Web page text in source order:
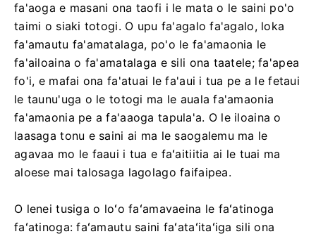
fa'aoga e masani ona taofi i le mata o le saini po'o
taimi o siaki totogi. O upu fa'agalo fa'agalo, loka
fa'amautu fa'amatalaga, po'o le fa'amaonia le
fa'ailoaina o fa'amatalaga e sili ona taatele; fa'apea
fo'i, e mafai ona fa'atuai le fa'aui i tua pe a le fetaui
le taunu'uga o le totogi ma le auala fa'amaonia
fa'amaonia pe a fa'aaoga tapula'a. O le iloaina o
laasaga tonu e saini ai ma le saogalemu ma le
agavaa mo le faaui i tua e faʻaitiitia ai le tuai ma
aloese mai talosaga lagolago faifaipea.
O lenei tusiga o loʻo faʻamavaeina le faʻatinoga
faʻatinoga: faʻamautu saini faʻataʻitaʻiga sili ona